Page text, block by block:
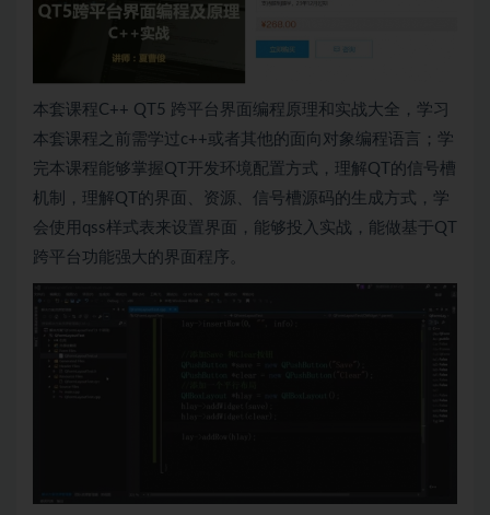
本套课程C++ QT5 跨平台界面编程原理和实战大全，学习
本套课程之前需学过c++或者其他的面向对象编程语言；学
完本课程能够掌握QT开发环境配置方式，理解QT的信号槽
机制，理解QT的界面、资源、信号槽源码的生成方式，学
会使用qss样式表来设置界面，能够投入实战，能做基于QT
跨平台功能强大的界面程序。